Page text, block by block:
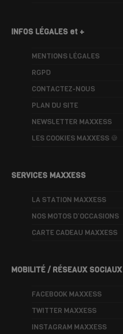
INFOS LÉGALES et +
MENTIONS LÉGALES
RGPD
CONTACTEZ-NOUS
PLAN DU SITE
NEWSLETTER MAXXESS
LES COOKIES MAXXESS 🍪
SERVICES MAXXESS
LA STATION MAXXESS
NOS MOTOS D’OCCASIONS
CARTE CADEAU MAXXESS
MOBILITÉ / RÉSEAUX SOCIAUX
FACEBOOK MAXXESS
TWITTER MAXXESS
INSTAGRAM MAXXESS